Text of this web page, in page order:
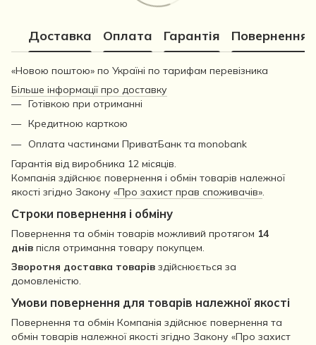
Доставка Оплата Гарантія Повернення
«Новою поштою» по Україні по тарифам перевізника
Більше інформації про доставку
Готівкою при отриманні
Кредитною карткою
Оплата частинами ПриватБанк та monobank
Гарантія від виробника 12 місяців.
Компанія здійснює повернення і обмін товарів належної
якості згідно Закону «Про захист прав споживачів».
Строки повернення і обміну
Повернення та обмін товарів можливий протягом 14
днів після отримання товару покупцем.
Зворотня доставка товарів здійснюється за
домовленістю.
Умови повернення для товарів належної якості
Повернення та обмін Компанія здійснює повернення та
обмін товарів належної якості згідно Закону «Про захист